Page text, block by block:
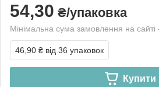
54,30 ₴/упаковка
Мінімальна сума замовлення на
46,90 ₴ від 36 упаковок
Купити